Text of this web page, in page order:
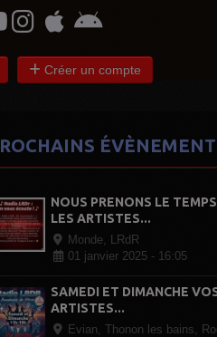
Créer un compte
NOUS PRENONS LE TEMPS
LES ARTISTES...
Monde, LRdR
01 janvier 2025 - 16:05
SAMEDI ET DIMANCHE
ARTISTES...
Evian, Thonon les bains, Rodez Paris, partout en